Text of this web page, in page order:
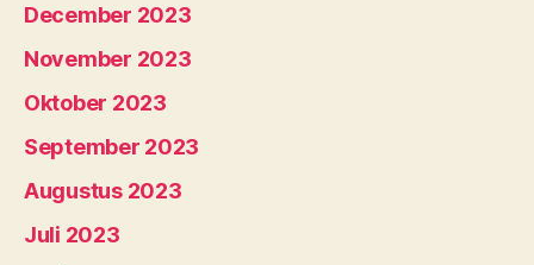
December 2023
November 2023
Oktober 2023
September 2023
Augustus 2023
Juli 2023